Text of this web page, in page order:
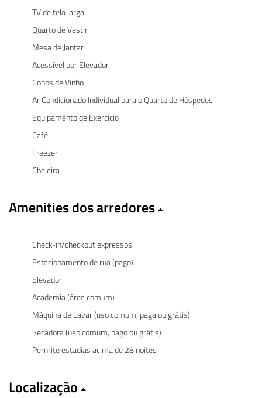
TV de tela larga
Quarto de Vestir
Mesa de Jantar
Acessível por Elevador
Copos de Vinho
Ar Condicionado Individual para o Quarto de Hóspedes
Equipamento de Exercício
Café
Freezer
Chaleira
Amenities dos arredores
Check-in/checkout expressos
Estacionamento de rua (pago)
Elevador
Academia (área comum)
Máquina de Lavar (uso comum, paga ou grátis)
Secadora (uso comum, pago ou grátis)
Permite estadias acima de 28 noites
Localização